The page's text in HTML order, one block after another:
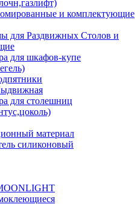
и комплектующие
для Раздвижных Столов и
для шкафов-купе
для столешниц
материал
силиконовый